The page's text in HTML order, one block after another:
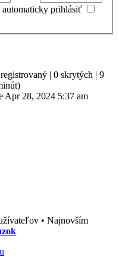
automaticky prihlásiť
| 0 skrytých | 9
Apr 28, 2024 5:37 am
• Najnovším